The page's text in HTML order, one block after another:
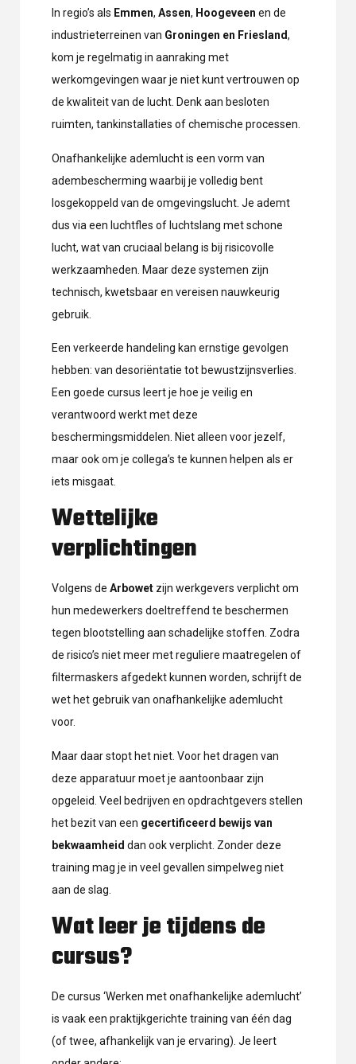
In regio’s als Emmen, Assen, Hoogeveen en de
industrieterreinen van Groningen en Friesland,
kom je regelmatig in aanraking met
werkomgevingen waar je niet kunt vertrouwen op
de kwaliteit van de lucht. Denk aan besloten
ruimten, tankinstallaties of chemische processen.
Onafhankelijke ademlucht is een vorm van
adembescherming waarbij je volledig bent
losgekoppeld van de omgevingslucht. Je ademt
dus via een luchtfles of luchtslang met schone
lucht, wat van cruciaal belang is bij risicovolle
werkzaamheden. Maar deze systemen zijn
technisch, kwetsbaar en vereisen nauwkeurig
gebruik.
Een verkeerde handeling kan ernstige gevolgen
hebben: van desoriëntatie tot bewustzijnsverlies.
Een goede cursus leert je hoe je veilig en
verantwoord werkt met deze
beschermingsmiddelen. Niet alleen voor jezelf,
maar ook om je collega’s te kunnen helpen als er
iets misgaat.
Wettelijke
verplichtingen
Volgens de Arbowet zijn werkgevers verplicht om
hun medewerkers doeltreffend te beschermen
tegen blootstelling aan schadelijke stoffen. Zodra
de risico’s niet meer met reguliere maatregelen of
filtermaskers afgedekt kunnen worden, schrijft de
wet het gebruik van onafhankelijke ademlucht
voor.
Maar daar stopt het niet. Voor het dragen van
deze apparatuur moet je aantoonbaar zijn
opgeleid. Veel bedrijven en opdrachtgevers stellen
het bezit van een gecertificeerd bewijs van
bekwaamheid dan ook verplicht. Zonder deze
training mag je in veel gevallen simpelweg niet
aan de slag.
Wat leer je tijdens de
cursus?
De cursus ‘Werken met onafhankelijke ademlucht’
is vaak een praktijkgerichte training van één dag
(of twee, afhankelijk van je ervaring). Je leert